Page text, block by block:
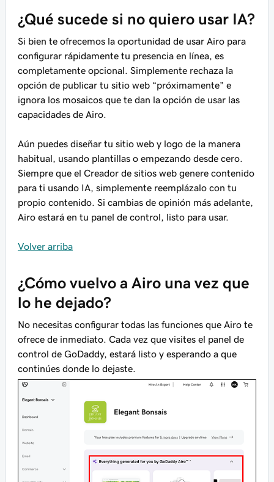
¿Qué sucede si no quiero usar IA?
Si bien te ofrecemos la oportunidad de usar Airo para
configurar rápidamente tu presencia en línea, es
completamente opcional. Simplemente rechaza la
opción de publicar tu sitio web “próximamente” e
ignora los mosaicos que te dan la opción de usar las
capacidades de Airo.
Aún puedes diseñar tu sitio web y logo de la manera
habitual, usando plantillas o empezando desde cero.
Siempre que el Creador de sitios web genere contenido
para ti usando IA, simplemente reemplázalo con tu
propio contenido. Si cambias de opinión más adelante,
Airo estará en tu panel de control, listo para usar.
Volver arriba
¿Cómo vuelvo a Airo una vez que
lo he dejado?
No necesitas configurar todas las funciones que Airo te
ofrece de inmediato. Cada vez que visites el panel de
control de GoDaddy, estará listo y esperando a que
continúes donde lo dejaste.